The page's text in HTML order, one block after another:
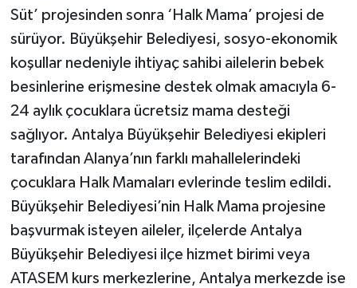
Süt’ projesinden sonra ‘Halk Mama’ projesi de
sürüyor. Büyükşehir Belediyesi, sosyo-ekonomik
koşullar nedeniyle ihtiyaç sahibi ailelerin bebek
besinlerine erişmesine destek olmak amacıyla 6-
24 aylık çocuklara ücretsiz mama desteği
sağlıyor. Antalya Büyükşehir Belediyesi ekipleri
tarafından Alanya’nın farklı mahallelerindeki
çocuklara Halk Mamaları evlerinde teslim edildi.
Büyükşehir Belediyesi’nin Halk Mama projesine
başvurmak isteyen aileler, ilçelerde Antalya
Büyükşehir Belediyesi ilçe hizmet birimi veya
ATASEM kurs merkezlerine, Antalya merkezde ise